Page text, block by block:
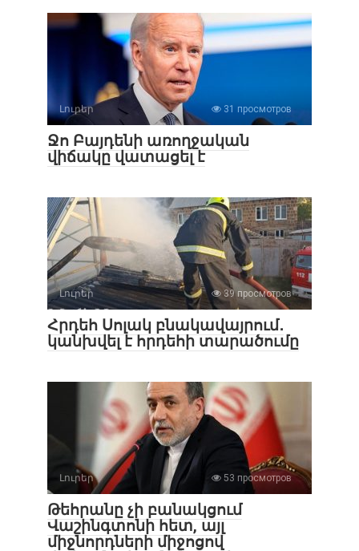
Լուրեր 31 просмотров
Ջո Բայդենի առողջական
վիճակը վատացել է
Լուրեր 39 просмотров
Հրդեհ Սոլակ բնակավայրում․
կանխվել է հրդեհի տարածումը
Լուրեր 53 просмотров
Թեհրանը չի բանակցում
Վաշինգտոնի հետ, այլ
միջնորդների միջոցով